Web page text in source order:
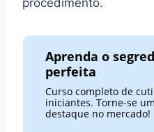
Aprenda o
perfeita
Curso completo de
iniciantes. Torne-se
destaque no mercado!